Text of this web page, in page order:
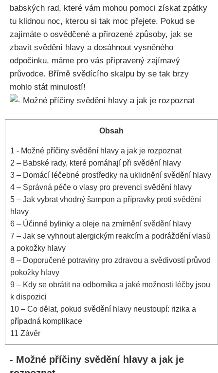
babských rad, které vám mohou pomoci získat zpátky
‍tu klidnou noc, kterou​ si tak moc ⁤přejete. Pokud‌ se
zajímáte o osvědčené ‍a‍ přirozené způsoby, jak se
zbavit svědění hlavy a dosáhnout vysněného
odpočinku, máme pro ‌vás připravený zajímavý
průvodce. Břímě svědícího skalpu‌ by⁣ se tak brzy
mohlo‍ stát minulostí!
Obsah
1 -⁣ Možné příčiny⁣ svědění hlavy a jak⁢ je‍ rozpoznat
2 – Babské rady, které pomáhají při svědění hlavy
3 – Domácí léčebné‌ prostředky⁤ na uklidnění⁤ svědění hlavy
4 – Správná‍ péče o vlasy pro prevenci svědění ​hlavy
5 – Jak vybrat ‍vhodný šampon a přípravky⁣ proti svědění
hlavy
6 – Účinné ⁣bylinky⁢ a oleje na zmírnění svědění hlavy
7 – Jak se vyhnout alergickým reakcím‍ a⁤ podráždění‍ vlasů
a pokožky hlavy
8 – Doporučené potraviny pro zdravou a svědivostí průvod
pokožky ‌hlavy
9 – Kdy se obrátit na odborníka‌ a⁤ jaké možnosti léčby jsou
k dispozici
10 – Co dělat, pokud svědění hlavy neustoupí: ​rizika a⁣
případná komplikace
11 Závěr
-⁣ Možné příčiny⁣ svědění hlavy a jak⁢ je‍